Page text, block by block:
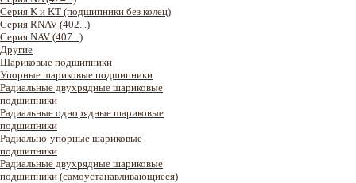
Серия K и KT (подшипники без колец)
Серия RNAV (402...)
Серия NAV (407...)
Другие
Шариковые подшипники
Упорные шариковые подшипники
Радиальные двухрядные шариковые
подшипники
Радиальные однорядные шариковые
подшипники
Радиально-упорные шариковые
подшипники
Радиальные двухрядные шариковые
подшипники (самоустанавливающиеся)